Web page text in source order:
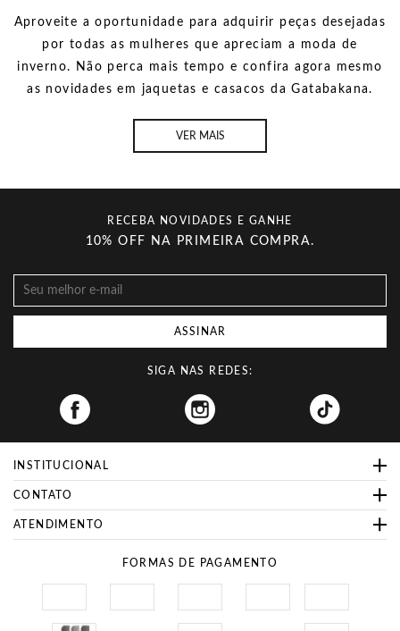
Aproveite a oportunidade para adquirir peças desejadas
por todas as mulheres que apreciam a moda de
inverno. Não perca mais tempo e confira agora mesmo
as novidades em jaquetas e casacos da Gatabakana.
VER MAIS
RECEBA NOVIDADES E GANHE
10% OFF NA PRIMEIRA COMPRA.
ASSINAR
SIGA NAS REDES:
Facebook
INSTITUCIONAL
CONTATO
ATENDIMENTO
FORMAS DE PAGAMENTO